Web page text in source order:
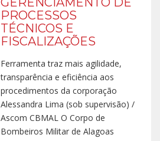
PROCESSOS
TÉCNICOS E
FISCALIZAÇÕES
Ferramenta traz mais agilidade,
transparência e eficiência aos
procedimentos da corporação
Alessandra Lima (sob supervisão) /
Ascom CBMAL O Corpo de
Bombeiros Militar de Alagoas